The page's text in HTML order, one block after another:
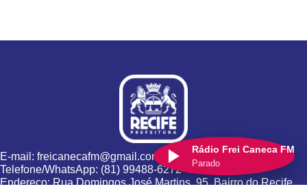
Rádio Frei Caneca FM
Parado
E-mail: freicanecafm@gmail.com
Telefone/WhatsApp: (81) 99488-6272
Endereço: Rua Domingos José Martins, 95, Bairro do Recife